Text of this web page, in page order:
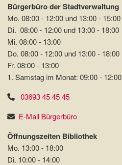
Bürgerbüro der Stadtverwaltung
Mo. 08:00 - 12:00 und 13:00 - 15:00
Di. 08:00 - 12:00 und 13:00 - 18:00
Mi. 08:00 - 13:00
Do. 08:00 - 12:00 und 13:00 - 18:00
Fr. 08:00 - 13:00
1. Samstag im Monat: 09:00 - 12:00
03693 45 45 45
E-Mail Bürgerbüro
Öffnungszeiten Bibliothek
Mo. 13:00 - 18:00
Di. 10:00 - 14:00